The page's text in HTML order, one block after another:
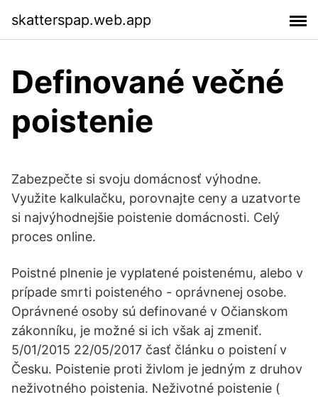
skatterspap.web.app
Definované večné
poistenie
Zabezpečte si svoju domácnosť výhodne.
Využite kalkulačku, porovnajte ceny a uzatvorte
si najvýhodnejšie poistenie domácnosti. Celý
proces online.
Poistné plnenie je vyplatené poistenému, alebo v
prípade smrti poisteného - oprávnenej osobe.
Oprávnené osoby sú definované v Očianskom
zákonníku, je možné si ich však aj zmeniť.
5/01/2015 22/05/2017 časť článku o poistení v
Česku. Poistenie proti živlom je jedným z druhov
neživotného poistenia. Neživotné poistenie (